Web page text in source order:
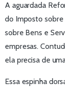
A aguardada
do Imposto sobre
sobre Bens e
empresas.
ela precisa de
Essa espinha